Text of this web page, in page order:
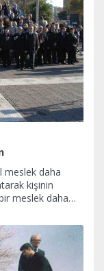
meslek daha
kişinin
meslek daha…